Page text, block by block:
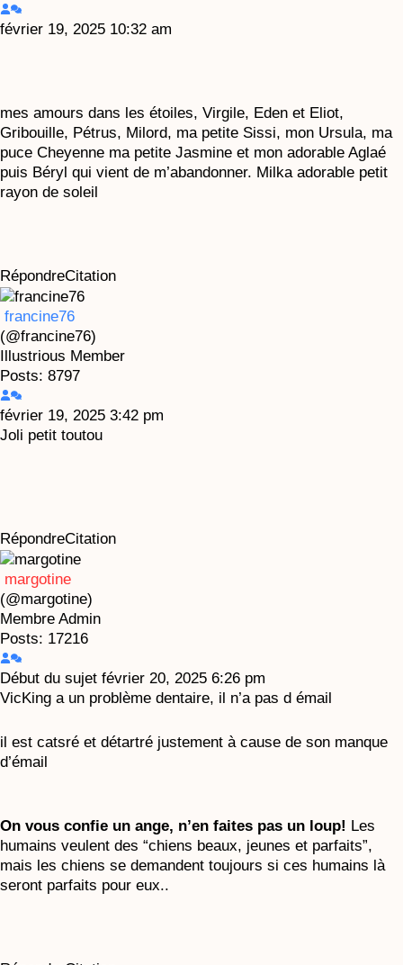
février 19, 2025 10:32 am
mes amours dans les étoiles, Virgile, Eden et Eliot,
Gribouille, Pétrus, Milord, ma petite Sissi, mon Ursula, ma
puce Cheyenne ma petite Jasmine et mon adorable Aglaé
puis Béryl qui vient de m’abandonner. Milka adorable petit
rayon de soleil
RépondreCitation
francine76
(@francine76)
Illustrious Member
Posts: 8797
février 19, 2025 3:42 pm
Joli petit toutou
RépondreCitation
margotine
(@margotine)
Membre Admin
Posts: 17216
Début du sujet février 20, 2025 6:26 pm
VicKing a un problème dentaire, il n’a pas d émail
il est catsré et détartré justement à cause de son manque
d’émail
On vous confie un ange, n’en faites pas un loup! Les
humains veulent des “chiens beaux, jeunes et parfaits”,
mais les chiens se demandent toujours si ces humains là
seront parfaits pour eux..